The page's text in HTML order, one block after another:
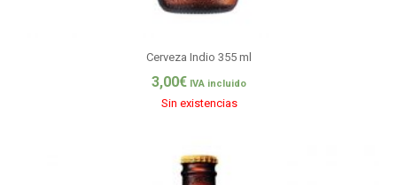
Cerveza Indio 355 ml
3,00€ IVA incluido
Sin existencias